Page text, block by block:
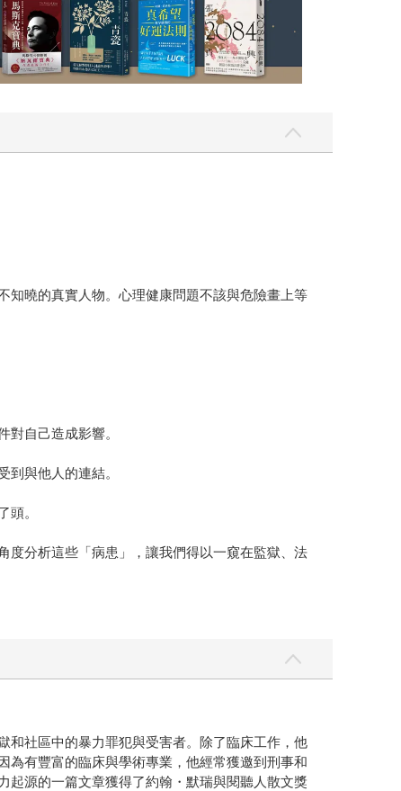
知曉的真實人物。心理健康問題不該與危險畫上等
自己造成影響。
與他人的連結。
頭。
度分析這些「病患」，讓我們得以一窺在監獄、法
和社區中的暴力罪犯與受害者。除了臨床工作，他
為有豐富的臨床與學術專業，他經常獲邀到刑事和
起源的一篇文章獲得了約翰・默瑞與閱聽人散文獎